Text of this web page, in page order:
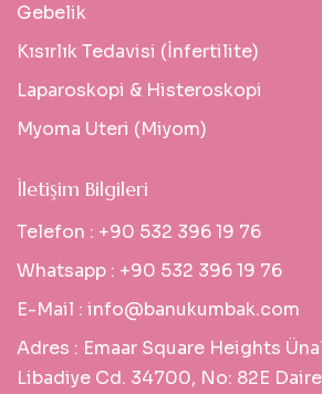
Gebelik
Kısırlık Tedavisi (İnfertilite)
Laparoskopi & Histeroskopi
Myoma Uteri (Miyom)
İletişim Bilgileri
Telefon : +90 532 396 19 76
Whatsapp : +90 532 396 19 76
E-Mail : info@banukumbak.com
Adres : Emaar Square Heights
Libadiye Cd. 34700, No: 82E